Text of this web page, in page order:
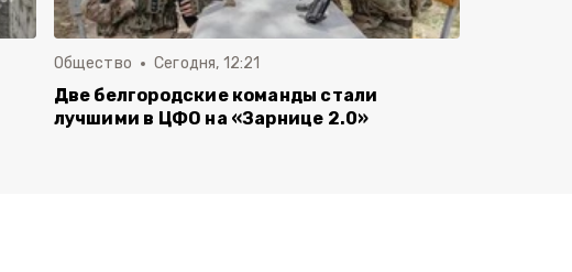
Общество Сегодня, 12:21
Две белгородские команды стали
лучшими в ЦФО на «Зарнице 2.0»